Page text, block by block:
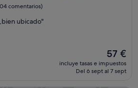
comentarios)
ubicado"
El
precio
actual
57 €
incluye tasas e impuestos
Del 6 sept al 7 sept